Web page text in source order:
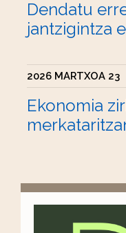
Dendatu
jantzigintza
2026 MARTXOA 23
Ekonomia